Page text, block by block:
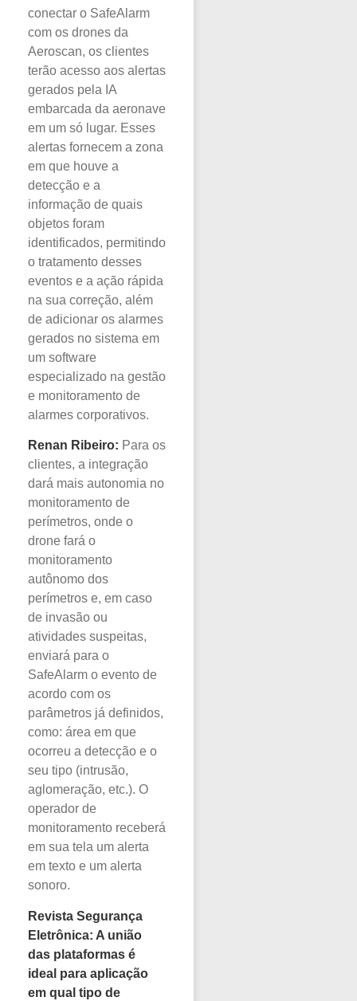
conectar o SafeAlarm
com os drones da
Aeroscan, os clientes
terão acesso aos alertas
gerados pela IA
embarcada da aeronave
em um só lugar. Esses
alertas fornecem a zona
em que houve a
detecção e a
informação de quais
objetos foram
identificados, permitindo
o tratamento desses
eventos e a ação rápida
na sua correção, além
de adicionar os alarmes
gerados no sistema em
um software
especializado na gestão
e monitoramento de
alarmes corporativos.
Renan Ribeiro: Para os
clientes, a integração
dará mais autonomia no
monitoramento de
perímetros, onde o
drone fará o
monitoramento
autônomo dos
perímetros e, em caso
de invasão ou
atividades suspeitas,
enviará para o
SafeAlarm o evento de
acordo com os
parâmetros já definidos,
como: área em que
ocorreu a detecção e o
seu tipo (intrusão,
aglomeração, etc.). O
operador de
monitoramento receberá
em sua tela um alerta
em texto e um alerta
sonoro.
Revista Segurança
Eletrônica: A união
das plataformas é
ideal para aplicação
em qual tipo de